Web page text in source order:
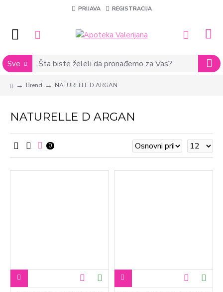
PRIJAVA REGISTRACIJA
Sve
Brend NATURELLE D ARGAN
NATURELLE D ARGAN
0